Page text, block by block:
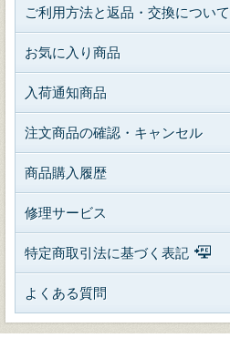
ご利用方法と返品・交換について
お気に入り商品
入荷通知商品
注文商品の確認・キャンセル
商品購入履歴
修理サービス
特定商取引法に基づく表記
よくある質問